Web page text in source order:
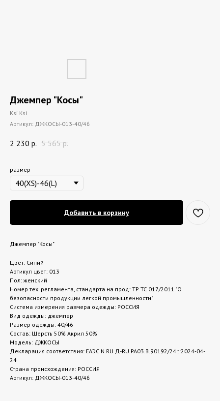
Джемпер "Косы"
Ksi Ksi
Артикул: ДЖКОСЫ-013-40/46
2 230 р. 5 565 р.
размер
Добавить в корзину
Джемпер "Косы"
Цвет: Синий
Артикул цвет: 013
Пол: женский
Номер тех. регламента, стандарта на прод: ТР ТС 017/2011 "О
безопасности продукции легкой промышленности"
Система измерения размера одежды: РОССИЯ
Вид одежды: джемпер
Размер одежды: 40/46
Состав: Шерсть 50% Акрил 50%
Модель: ДЖКОСЫ
Декларация соответствия: ЕАЭС N RU Д-RU.РА03.В.90192/24:::2024-04-
24
Страна происхождения: РОССИЯ
Артикул: ДЖКОСЫ-013-40/46